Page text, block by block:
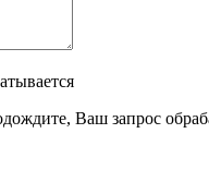
Ваш запрос